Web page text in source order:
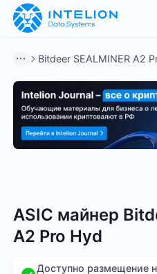
Bitdeer SEALMINER A2
ASIC майнер
A2 Pro Hyd
Доступно размещение